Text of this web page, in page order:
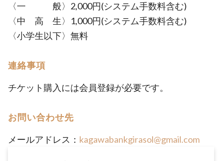
〈一 般〉2,000円(システム手数料含む)
〈中 高 生〉1,000円(システム手数料含む)
〈小学生以下〉無料
連絡事項
チケット購入には会員登録が必要です。
お問い合わせ先
メールアドレス： kagawabankgirasol@gmail.com